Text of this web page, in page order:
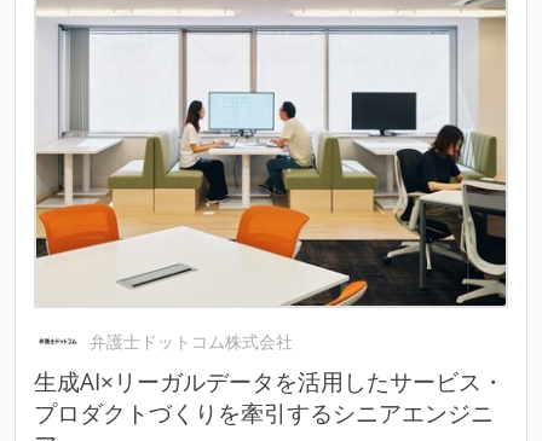
弁護士ドットコム株式会社
生成AI×リーガルデータを活用したサービス・
プロダクトづくりを牽引するシニアエンジニ